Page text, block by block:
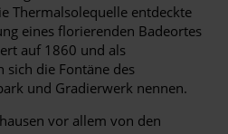
Thermalsolequelle entdeckte
eines florierenden Badeortes
auf 1860 und als
sich die Fontäne des
und Gradierwerk nennen.
vor allem von den